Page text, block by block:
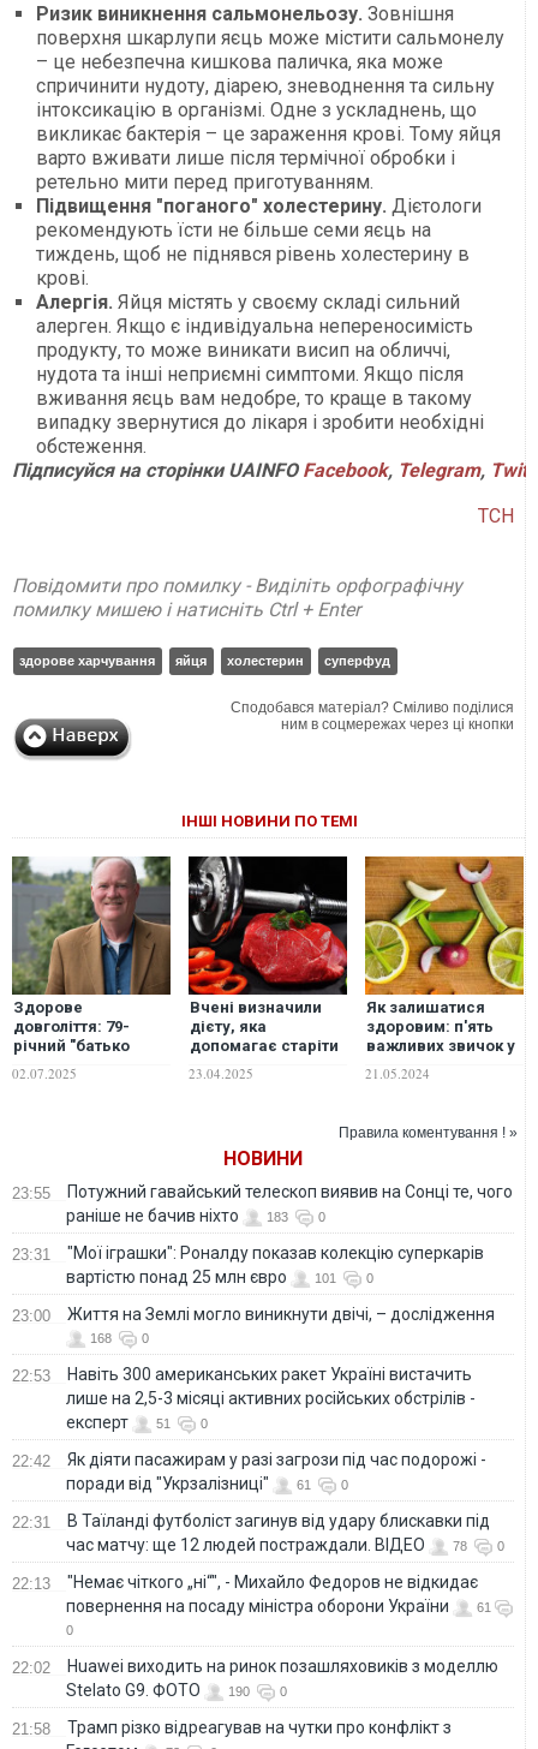
Ризик виникнення сальмонельозу. Зовнішня
поверхня шкарлупи яєць може містити сальмонелу
– це небезпечна кишкова паличка, яка може
спричинити нудоту, діарею, зневоднення та сильну
інтоксикацію в організмі. Одне з ускладнень, що
викликає бактерія – це зараження крові. Тому яйця
варто вживати лише після термічної обробки і
ретельно мити перед приготуванням.
Підвищення "поганого" холестерину. Дієтологи
рекомендують їсти не більше семи яєць на
тиждень, щоб не піднявся рівень холестерину в
крові.
Алергія. Яйця містять у своєму складі сильний
алерген. Якщо є індивідуальна непереносимість
продукту, то може виникати висип на обличчі,
нудота та інші неприємні симптоми. Якщо після
вживання яєць вам недобре, то краще в такому
випадку звернутися до лікаря і зробити необхідні
обстеження.
Підписуйся на сторінки UAINFO Facebook, Telegram,
ТСН
Повідомити про помилку - Виділіть орфографічну
помилку мишею і натисніть Ctrl + Enter
здорове харчування яйця холестерин суперфуд
Сподобався матеріал? Сміливо поділися
ним в соцмережах через ці кнопки
ІНШІ НОВИНИ ПО ТЕМІ
Здорове
довголіття: 79-
річний "батько
медицини"
02.07.2025
Вчені визначили
дієту, яка
допомагає старіти
23.04.2025
Як залишатися
здоровим: п'ять
важливих звичок у
способі життя
21.05.2024
Правила коментування ! »
НОВИНИ
23:55
Потужний гавайський телескоп виявив на Сонці те, чого
раніше не бачив ніхто
183 0
23:31
"Мої іграшки": Роналду показав колекцію суперкарів
вартістю понад 25 млн євро
101 0
23:00 Життя на Землі могло виникнути двічі, – дослідження
168 0
22:53
Навіть 300 американських ракет Україні вистачить
лише на 2,5-3 місяці активних російських обстрілів -
експерт
51 0
22:42
Як діяти пасажирам у разі загрози під час подорожі -
поради від "Укрзалізниці"
61 0
22:31
В Таїланді футболіст загинув від удару блискавки під
час матчу: ще 12 людей постраждали. ВІДЕО
78 0
22:13
"Немає чіткого „ні“", - Михайло Федоров не відкидає
повернення на посаду міністра оборони України
61
0
22:02
Huawei виходить на ринок позашляховиків з моделлю
Stelato G9. ФОТО
190 0
21:58
Трамп різко відреагував на чутки про конфлікт з